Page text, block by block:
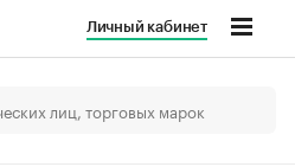
Личный кабинет